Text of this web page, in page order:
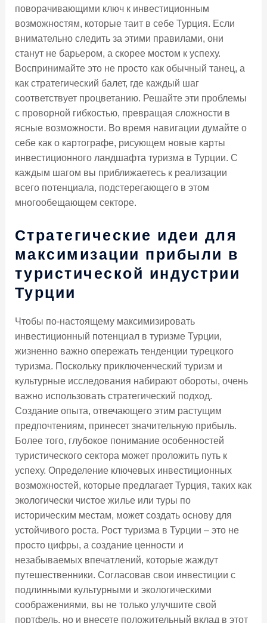
поворачивающими ключ к инвестиционным
возможностям, которые таит в себе Турция. Если
внимательно следить за этими правилами, они
станут не барьером, а скорее мостом к успеху.
Воспринимайте это не просто как обычный танец, а
как стратегический балет, где каждый шаг
соответствует процветанию. Решайте эти проблемы
с проворной гибкостью, превращая сложности в
ясные возможности. Во время навигации думайте о
себе как о картографе, рисующем новые карты
инвестиционного ландшафта туризма в Турции. С
каждым шагом вы приближаетесь к реализации
всего потенциала, подстерегающего в этом
многообещающем секторе.
Стратегические идеи для
максимизации прибыли в
туристической индустрии
Турции
Чтобы по-настоящему максимизировать
инвестиционный потенциал в туризме Турции,
жизненно важно опережать тенденции турецкого
туризма. Поскольку приключенческий туризм и
культурные исследования набирают обороты, очень
важно использовать стратегический подход.
Создание опыта, отвечающего этим растущим
предпочтениям, принесет значительную прибыль.
Более того, глубокое понимание особенностей
туристического сектора может проложить путь к
успеху. Определение ключевых инвестиционных
возможностей, которые предлагает Турция, таких как
экологически чистое жилье или туры по
историческим местам, может создать основу для
устойчивого роста. Рост туризма в Турции – это не
просто цифры, а создание ценности и
незабываемых впечатлений, которые жаждут
путешественники. Согласовав свои инвестиции с
подлинными культурными и экологическими
соображениями, вы не только улучшите свой
портфель, но и внесете положительный вклад в этот